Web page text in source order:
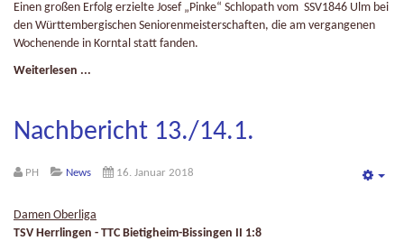
Einen großen Erfolg erzielte Josef „Pinke“ Schlopath vom SSV1846 Ulm bei
den Württembergischen Seniorenmeisterschaften, die am vergangenen
Wochenende in Korntal statt fanden.
Weiterlesen ...
Nachbericht 13./14.1.
PH News 16. Januar 2018
Damen Oberliga
TSV Herrlingen - TTC Bietigheim-Bissingen II 1:8